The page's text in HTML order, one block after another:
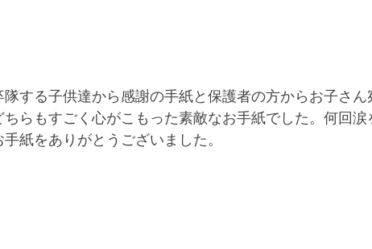
する子供達から感謝の手紙と保護者の方からお子さん
らもすごく心がこもった素敵なお手紙でした。何回涙
紙をありがとうございました。